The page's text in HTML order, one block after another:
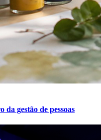
gestão de pessoas